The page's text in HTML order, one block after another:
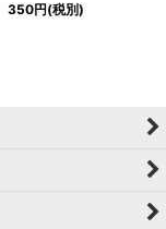
350円(税別)